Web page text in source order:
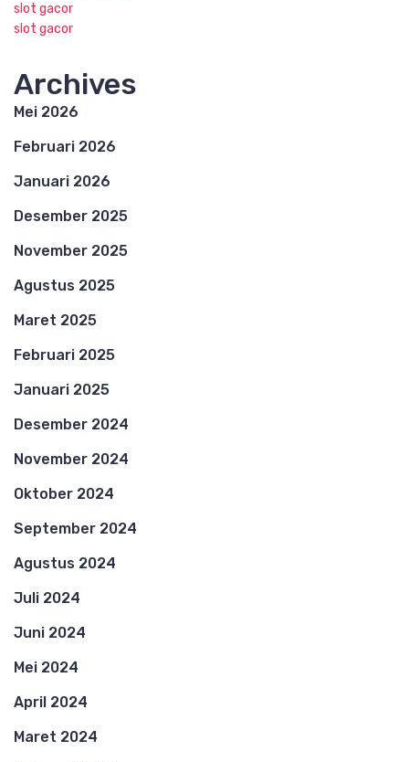
slot gacor
slot gacor
Archives
Mei 2026
Februari 2026
Januari 2026
Desember 2025
November 2025
Agustus 2025
Maret 2025
Februari 2025
Januari 2025
Desember 2024
November 2024
Oktober 2024
September 2024
Agustus 2024
Juli 2024
Juni 2024
Mei 2024
April 2024
Maret 2024